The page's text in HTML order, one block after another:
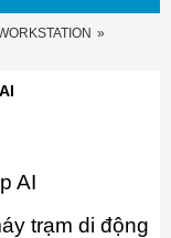
AI
trạm di động